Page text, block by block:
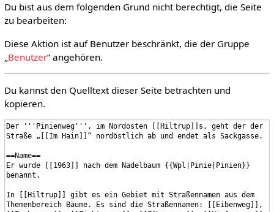
Du bist aus dem folgenden Grund nicht berechtigt, die Seite
zu bearbeiten:
Diese Aktion ist auf Benutzer beschränkt, die der Gruppe
Benutzer“ angehören.
Du kannst den Quelltext dieser Seite betrachten und
kopieren.